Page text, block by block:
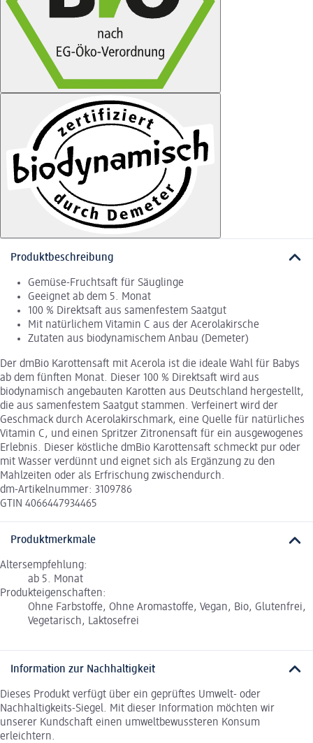
Produktbeschreibung
Gemüse-Fruchtsaft für Säuglinge
Geeignet ab dem 5. Monat
100 % Direktsaft aus samenfestem Saatgut
Mit natürlichem Vitamin C aus der Acerolakirsche
Zutaten aus biodynamischem Anbau (Demeter)
Der dmBio Karottensaft mit Acerola ist die ideale Wahl für Babys
ab dem fünften Monat. Dieser 100 % Direktsaft wird aus
biodynamisch angebauten Karotten aus Deutschland hergestellt,
die aus samenfestem Saatgut stammen. Verfeinert wird der
Geschmack durch Acerolakirschmark, eine Quelle für natürliches
Vitamin C, und einen Spritzer Zitronensaft für ein ausgewogenes
Erlebnis. Dieser köstliche dmBio Karottensaft schmeckt pur oder
mit Wasser verdünnt und eignet sich als Ergänzung zu den
Mahlzeiten oder als Erfrischung zwischendurch.
dm-Artikelnummer: 3109786
GTIN 4066447934465
Produktmerkmale
Altersempfehlung:
ab 5. Monat
Produkteigenschaften:
Ohne Farbstoffe, Ohne Aromastoffe, Vegan, Bio, Glutenfrei,
Vegetarisch, Laktosefrei
Information zur Nachhaltigkeit
Dieses Produkt verfügt über ein geprüftes Umwelt- oder
Nachhaltigkeits-Siegel. Mit dieser Information möchten wir
unserer Kundschaft einen umweltbewussteren Konsum
erleichtern.